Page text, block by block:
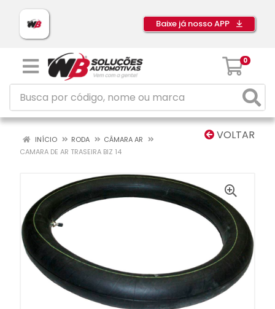
Baixe já nosso APP
0
VOLTAR
INÍCIO RODA
CÂMARA AR
CAMARA DE AR TRASEIRA BIZ 14